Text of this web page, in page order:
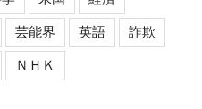
芸能界 英語 詐欺
ＮＨＫ